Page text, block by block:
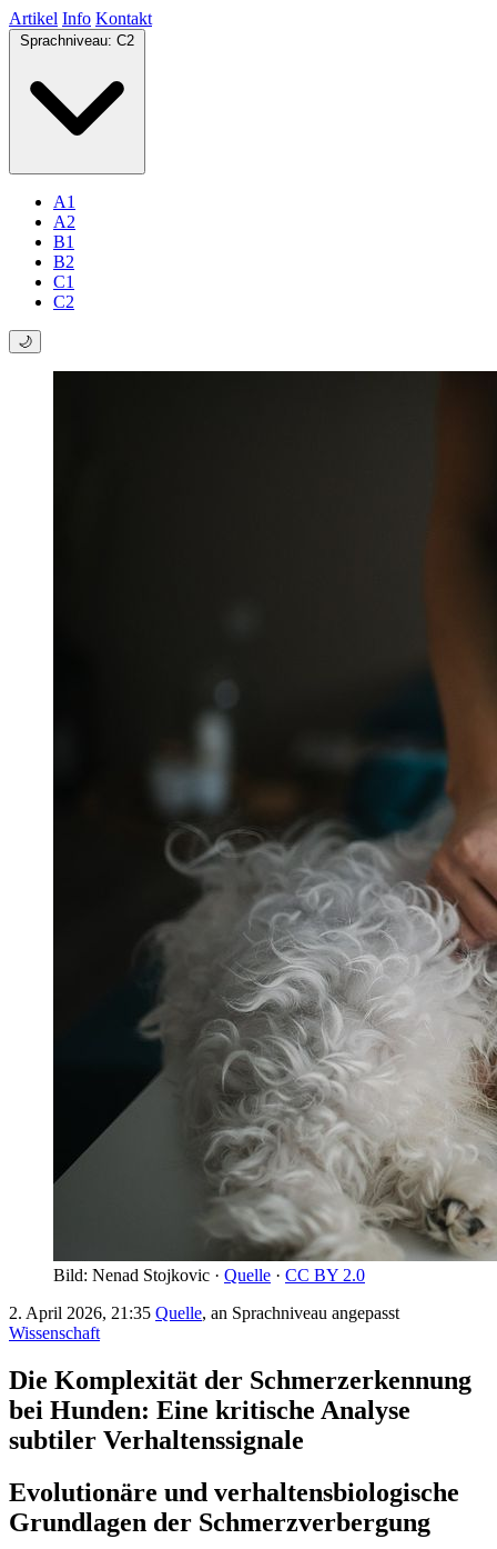
Artikel Info Kontakt
Sprachniveau: C2
A1
A2
B1
B2
C1
C2
🌙
Bild: Nenad Stojkovic · Quelle · CC BY 2.0
2. April 2026, 21:35 Quelle, an Sprachniveau angepasst
Wissenschaft
Die Komplexität der Schmerzerkennung
bei Hunden: Eine kritische Analyse
subtiler Verhaltenssignale
Evolutionäre und verhaltensbiologische
Grundlagen der Schmerzverbergung